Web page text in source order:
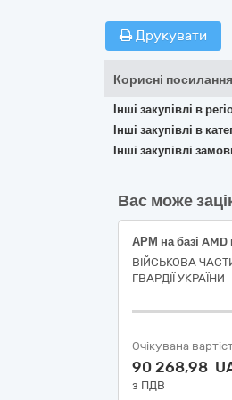
Друкувати
Корисні посилання
Інші закупівлі в
Інші закупівлі в
Інші закупівлі
Вас може
АРМ на базі
ВІЙСЬКОВА
ГВАРДІЇ УКРАЇНИ
Очікувана
90 268,98
з ПДВ